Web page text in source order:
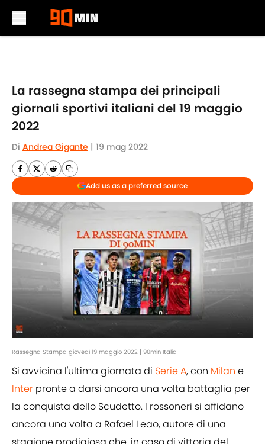
La rassegna stampa dei principali
giornali sportivi italiani del 19 maggio
2022
Di Andrea Gigante | 19 mag 2022
Add us as a preferred source
Rassegna Stampa giovedì 19 maggio 2022 | 90min Italia
Si avvicina l'ultima giornata di Serie A, con Milan e
Inter pronte a darsi ancora una volta battaglia per
la conquista dello Scudetto. I rossoneri si affidano
ancora una volta a Rafael Leao, autore di una